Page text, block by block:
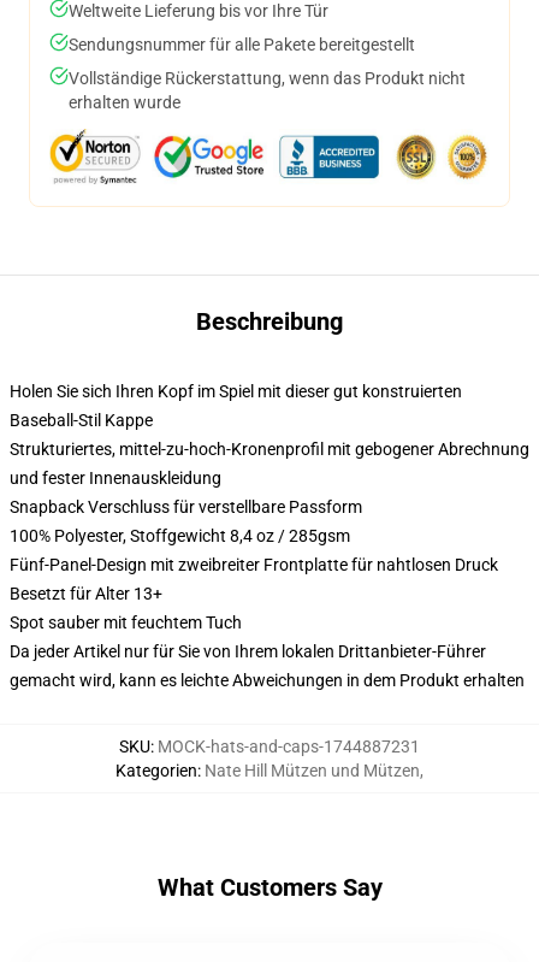
Weltweite Lieferung bis vor Ihre Tür
Sendungsnummer für alle Pakete bereitgestellt
Vollständige Rückerstattung, wenn das Produkt nicht
erhalten wurde
Beschreibung
Holen Sie sich Ihren Kopf im Spiel mit dieser gut konstruierten
Baseball-Stil Kappe
Strukturiertes, mittel-zu-hoch-Kronenprofil mit gebogener Abrechnung
und fester Innenauskleidung
Snapback Verschluss für verstellbare Passform
100% Polyester, Stoffgewicht 8,4 oz / 285gsm
Fünf-Panel-Design mit zweibreiter Frontplatte für nahtlosen Druck
Besetzt für Alter 13+
Spot sauber mit feuchtem Tuch
Da jeder Artikel nur für Sie von Ihrem lokalen Drittanbieter-Führer
gemacht wird, kann es leichte Abweichungen in dem Produkt erhalten
SKU: MOCK-hats-and-caps-1744887231
Kategorien: Nate Hill Mützen und Mützen,
What Customers Say